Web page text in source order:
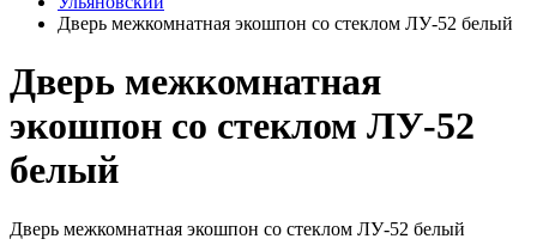
Дверь межкомнатная экошпон со стеклом ЛУ-52 белый
Дверь межкомнатная
экошпон со стеклом ЛУ-52
белый
Дверь межкомнатная экошпон со стеклом ЛУ-52 белый